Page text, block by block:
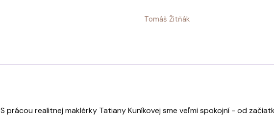
Tomáš Žitňák
S prácou realitnej maklérky Tatiany Kuníkovej sme veľmi spokojní - od